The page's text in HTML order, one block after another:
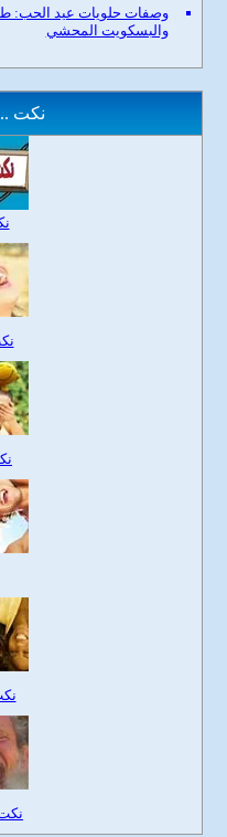
وصفات حلويات عيد الحب:
والبسكويت المحشي
نكت